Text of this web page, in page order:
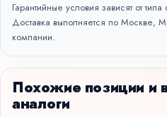
Гарантийные условия зависят от
Доставка выполняется по Москве,
компании.
Похожие позиции и
аналоги